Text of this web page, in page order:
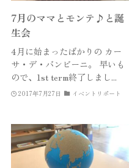
7月のママとモンテ♪と誕
生会
4月に始まったばかりの カー
サ・デ・バンビーニ。 早いも
ので、1st term終了しまし...
2017年7月27日 イベントリポート